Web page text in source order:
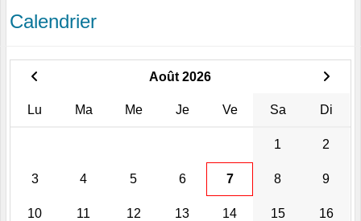
Calendrier
Août 2026
Lu Ma Me Je Ve Sa Di
1 2
3 4 5 6 7 8 9
10 11 12 13 14 15 16